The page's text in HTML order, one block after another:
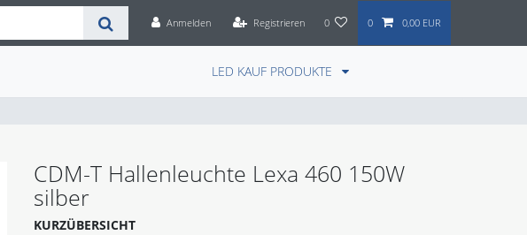
Anmelden Registrieren 0 0 0,00 EUR
LED KAUF PRODUKTE
CDM-T Hallenleuchte Lexa 460 150W
silber
KURZÜBERSICHT